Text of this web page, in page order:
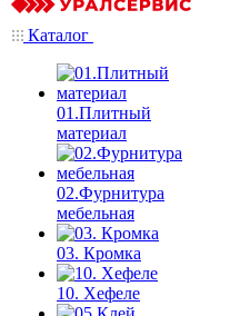
Каталог
01.Плитный
материал
02.Фурнитура
мебельная
03. Кромка
10. Хефеле